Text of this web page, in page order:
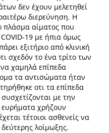
δεν έχουν μελετηθεί
διερεύνηση. Η
πλάσμα αίματος που
19 με ήπια όμως
εξιτήριο από κλινική
σχεδόν το ένα τρίτο των
χαμηλά επίπεδα
τα αντισώματα ήταν
οτι τα επίπεδα
με την
ευρήματα χρήζουν
τέτοιοι ασθενείς να
λοίμωξης.